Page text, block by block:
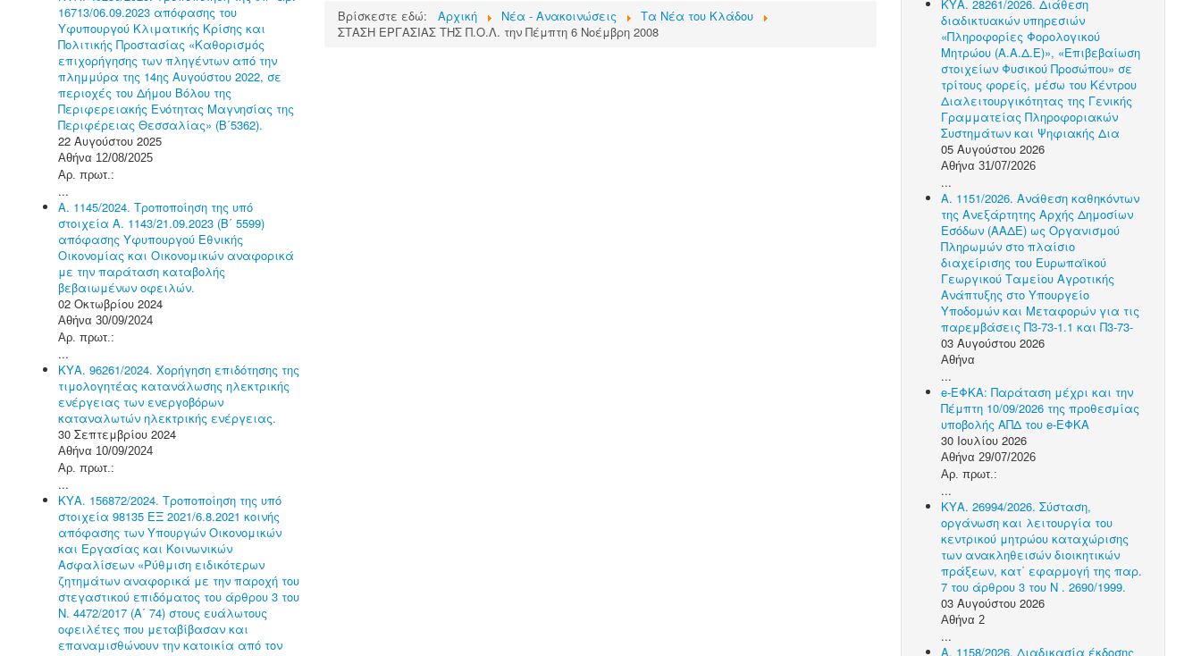
16713/06.09.2023 απόφασης του
Υφυπουργού Κλιματικής Κρίσης και
Πολιτικής Προστασίας «Καθορισμός
επιχορήγησης των πληγέντων από την
πλημμύρα της 14ης Αυγούστου 2022, σε
περιοχές του Δήμου Βόλου της
Περιφερειακής Ενότητας Μαγνησίας της
Περιφέρειας Θεσσαλίας» (Β΄5362).
22 Αυγούστου 2025
Αθήνα 12/08/2025
Αρ. πρωτ.:
...
Α. 1145/2024. Τροποποίηση της υπό
στοιχεία Α. 1143/21.09.2023 (Β΄ 5599)
απόφασης Υφυπουργού Εθνικής
Οικονομίας και Οικονομικών αναφορικά
με την παράταση καταβολής
βεβαιωμένων οφειλών.
02 Οκτωβρίου 2024
Αθήνα 30/09/2024
Αρ. πρωτ.:
...
ΚΥΑ. 96261/2024. Χορήγηση επιδότησης της
τιμολογητέας κατανάλωσης ηλεκτρικής
ενέργειας των ενεργοβόρων
καταναλωτών ηλεκτρικής ενέργειας.
30 Σεπτεμβρίου 2024
Αθήνα 10/09/2024
Αρ. πρωτ.:
...
ΚΥΑ. 156872/2024. Τροποποίηση της υπό
στοιχεία 98135 ΕΞ 2021/6.8.2021 κοινής
απόφασης των Υπουργών Οικονομικών
και Εργασίας και Κοινωνικών
Ασφαλίσεων «Ρύθμιση ειδικότερων
ζητημάτων αναφορικά με την παροχή του
στεγαστικού επιδόματος του άρθρου 3 του
Ν. 4472/2017 (Α΄ 74) στους ευάλωτους
οφειλέτες που μεταβίβασαν και
επαναμισθώνουν την κατοικία από τον
Βρίσκεστε εδώ: Αρχική Νέα - Ανακοινώσεις
Τα Νέα του Κλάδου
ΣΤΑΣΗ ΕΡΓΑΣΙΑΣ ΤΗΣ Π.Ο.Λ. την Πέμπτη 6 Νοέμβρη 2008
ΚΥΑ. 28261/2026. Διάθεση
διαδικτυακών υπηρεσιών
«Πληροφορίες Φορολογικού
Μητρώου (Α.Α.Δ.Ε)», «Επιβεβαίωση
στοιχείων Φυσικού Προσώπου» σε
τρίτους φορείς, μέσω του Κέντρου
Διαλειτουργικότητας της Γενικής
Γραμματείας Πληροφοριακών
Συστημάτων και Ψηφιακής Δια
05 Αυγούστου 2026
Αθήνα 31/07/2026
...
Α. 1151/2026. Ανάθεση καθηκόντων
της Ανεξάρτητης Αρχής Δημοσίων
Εσόδων (ΑΑΔΕ) ως Οργανισμού
Πληρωμών στο πλαίσιο
διαχείρισης του Ευρωπαϊκού
Γεωργικού Ταμείου Αγροτικής
Ανάπτυξης στο Υπουργείο
Υποδομών και Μεταφορών για τις
παρεμβάσεις Π3-73-1.1 και Π3-73-
03 Αυγούστου 2026
Αθήνα
...
e-ΕΦΚΑ: Παράταση μέχρι και την
Πέμπτη 10/09/2026 της προθεσμίας
υποβολής ΑΠΔ του e-ΕΦΚΑ
30 Ιουλίου 2026
Αθήνα 29/07/2026
Αρ. πρωτ.:
...
ΚΥΑ. 26994/2026. Σύσταση,
οργάνωση και λειτουργία του
κεντρικού μητρώου καταχώρισης
των ανακληθεισών διοικητικών
πράξεων, κατ΄ εφαρμογή της παρ.
7 του άρθρου 3 του N . 2690/1999.
03 Αυγούστου 2026
Αθήνα 2
...
Α. 1158/2026. Διαδικασία έκδοσης